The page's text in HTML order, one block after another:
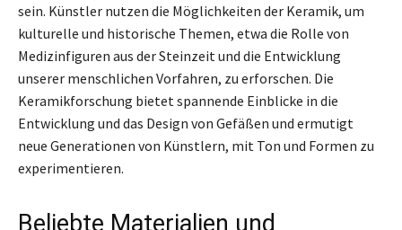
sein. Künstler nutzen die Möglichkeiten der Keramik, um
kulturelle und historische Themen, etwa die Rolle von
Medizinfiguren aus der Steinzeit und die Entwicklung
unserer menschlichen Vorfahren, zu erforschen. Die
Keramikforschung bietet spannende Einblicke in die
Entwicklung und das Design von Gefäßen und ermutigt
neue Generationen von Künstlern, mit Ton und Formen zu
experimentieren.
Beliebte Materialien und